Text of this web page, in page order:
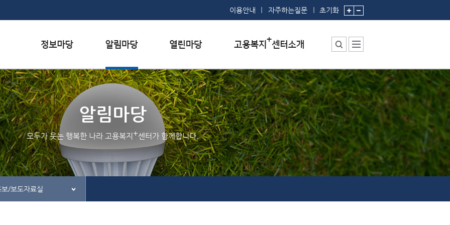
이용안내 자주하는질문 초기화
서식자료실
채용정보
인재정보
관련사이트
행사일정
공지사항
홍보/보도자료실
자주하는 질문
질문하기
칭찬하기
불친절 신고하기
센터소장 인사말
센터에서 하는 일
부서 및 직원소개
시설안내
찾아오시는 길
알림마당
모두가 웃는 행복한 나라 고용복지 +센터가 함께합니다.
보/보도자료실